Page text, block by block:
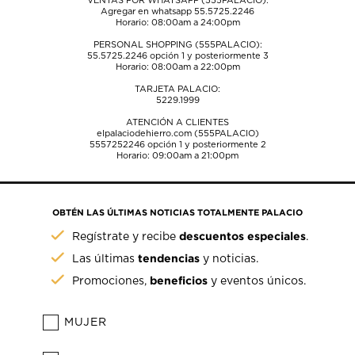
Agregar en whatsapp 55.5725.2246
Horario: 08:00am a 24:00pm
PERSONAL SHOPPING (555PALACIO):
55.5725.2246opción 1 y posteriormente 3
Horario: 08:00am a 22:00pm
TARJETA PALACIO:
5229.1999
ATENCIÓN A CLIENTES
elpalaciodehierro.com (555PALACIO)
5557252246opción 1 y posteriormente 2
Horario: 09:00am a 21:00pm
OBTÉN LAS ÚLTIMAS NOTICIAS TOTALMENTE PALACIO
Regístrate y recibedescuentos especiales.
Las últimastendencias y noticias.
Promociones, beneficios y eventos únicos.
MUJER